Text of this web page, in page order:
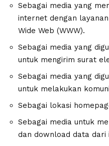
Sebagai media yang
internet dengan
Wide Web (WWW).
Sebagai media yang
untuk mengirim surat
Sebagai media yang
untuk melakukan
Sebagai lokasi
Sebagai media untuk
dan download data dari